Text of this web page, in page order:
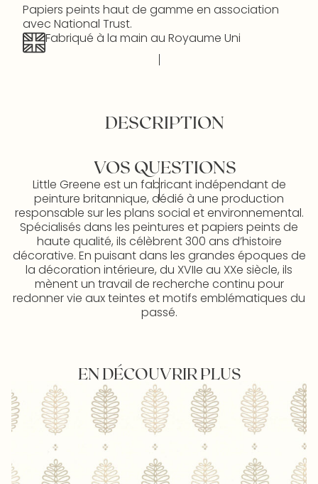
Papiers peints haut de gamme en association
avec National Trust.
Fabriqué à la main au Royaume Uni
DESCRIPTION
VOS QUESTIONS
Little Greene est un fabricant indépendant de
peinture britannique, dédié à une production
responsable sur les plans social et environnemental.
Spécialisés dans les peintures et papiers peints de
haute qualité, ils célèbrent 300 ans d’histoire
décorative. En puisant dans les grandes époques de
la décoration intérieure, du XVIIe au XXe siècle, ils
mènent un travail de recherche continu pour
redonner vie aux teintes et motifs emblématiques du
passé.
EN DÉCOUVRIR PLUS